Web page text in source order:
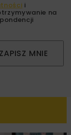
i
na
ZAPISZ MNIE